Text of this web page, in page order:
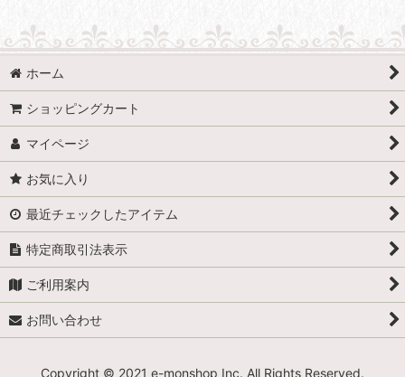
並び順
ホーム
ショッピングカート
マイページ
お気に入り
最近チェックしたアイテム
特定商取引法表示
ご利用案内
お問い合わせ
Copyright © 2021 e-monshop Inc. All Rights Reserved.